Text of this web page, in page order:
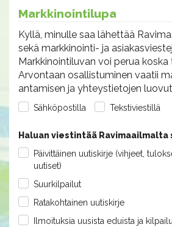
Markkinointilupa
Kyllä, minulle saa lähettää
sekä markkinointi- ja
Markkinointiluvan voi perua koska
Arvontaan osallistuminen vaatii
antamisen ja yhteystietojen
Sähköpostilla Tekstiviestillä
Haluan viestintää Ravimaailmalta
Päivittäinen uutiskirje (vihjeet,
uutiset)
Suurkilpailut
Ratakohtainen uutiskirje
Ilmoituksia uusista eduista ja